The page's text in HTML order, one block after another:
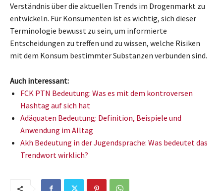
Verständnis über die aktuellen Trends im Drogenmarkt zu
entwickeln. Für Konsumenten ist es wichtig, sich dieser
Terminologie bewusst zu sein, um informierte
Entscheidungen zu treffen und zu wissen, welche Risiken
mit dem Konsum bestimmter Substanzen verbunden sind.
Auch interessant:
FCK PTN Bedeutung: Was es mit dem kontroversen
Hashtag auf sich hat
Adäquaten Bedeutung: Definition, Beispiele und
Anwendung im Alltag
Akh Bedeutung in der Jugendsprache: Was bedeutet das
Trendwort wirklich?